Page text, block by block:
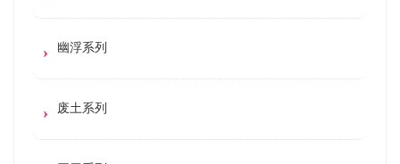
幽浮系列
废土系列